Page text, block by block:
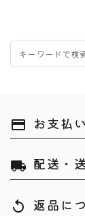
payment お支払
local_shipping 配送・
replay 返品に